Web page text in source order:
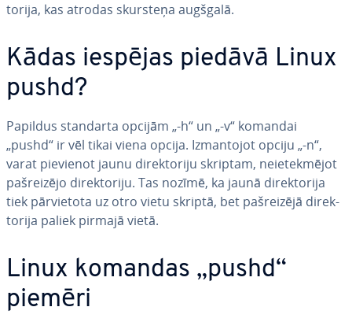
to­ri­ja, kas atrodas skursteņa augšgalā.
Kādas iespējas piedāvā Linux
pushd?
Papildus standarta opcijām „-h“ un „-v“ komandai
„pushd“ ir vēl tikai viena opcija. Iz­man­to­jot opciju „-n“,
varat pievienot jaunu di­rek­to­ri­ju skriptam, ne­ie­tek­mē­jot
pa­šrei­zē­jo di­rek­to­ri­ju. Tas nozīmē, ka jaunā di­rek­to­ri­ja
tiek pār­vie­to­ta uz otro vietu skriptā, bet pa­šrei­zē­jā di­rek­
to­ri­ja paliek pirmajā vietā.
Linux komandas „pushd“
piemēri